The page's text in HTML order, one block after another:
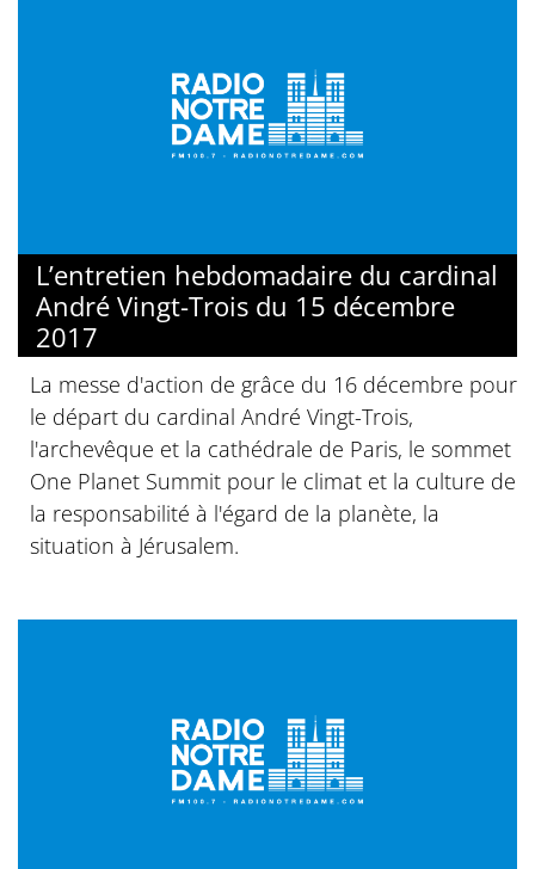
L’entretien hebdomadaire du cardinal
André Vingt-Trois du 15 décembre
2017
La messe d'action de grâce du 16 décembre pour
le départ du cardinal André Vingt-Trois,
l'archevêque et la cathédrale de Paris, le sommet
One Planet Summit pour le climat et la culture de
la responsabilité à l'égard de la planète, la
situation à Jérusalem.